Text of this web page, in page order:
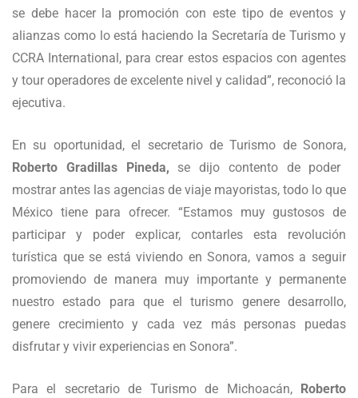
se debe hacer la promoción con este tipo de eventos y
alianzas como lo está haciendo la Secretaría de Turismo y
CCRA International, para crear estos espacios con agentes
y tour operadores de excelente nivel y calidad”, reconoció la
ejecutiva.
En su oportunidad, el secretario de Turismo de Sonora,
Roberto Gradillas Pineda, se dijo contento de poder
mostrar antes las agencias de viaje mayoristas, todo lo que
México tiene para ofrecer. “Estamos muy gustosos de
participar y poder explicar, contarles esta revolución
turística que se está viviendo en Sonora, vamos a seguir
promoviendo de manera muy importante y permanente
nuestro estado para que el turismo genere desarrollo,
genere crecimiento y cada vez más personas puedas
disfrutar y vivir experiencias en Sonora”.
Para el secretario de Turismo de Michoacán,
Roberto